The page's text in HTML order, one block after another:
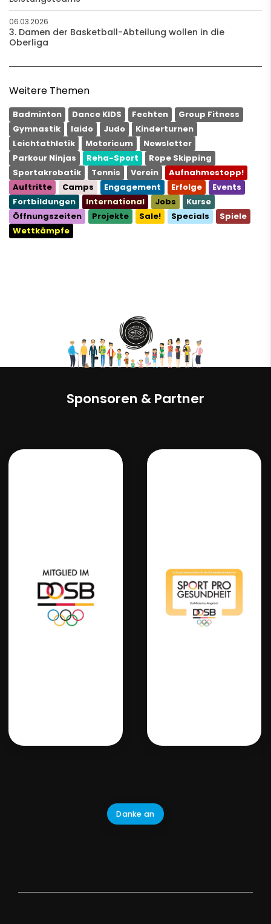
06.03.2026
3. Damen der Basketball-Abteilung wollen in die
Oberliga
Weitere Themen
Badminton Dance KIDS Fechten
Group Fitness
Gymnastik
Iaido Judo
Kinderturnen
Leichtathletik
Motoricum
Newsletter
Parkour Ninjas
Reha-Sport
Rope Skipping
Sportakrobatik
Tennis Verein
Aufnahmestopp!
Auftritte
Camps Engagement Erfolge
Events
Fortbildungen
International Jobs
Kurse
Öffnungszeiten
Projekte Sale! Specials
Spiele
Wettkämpfe
Sponsoren & Partner
Danke an